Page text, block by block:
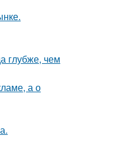
глубже, чем
а о